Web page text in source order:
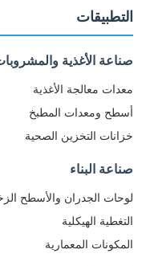
الأغذية والمشروبات
معالجة الأغذية
ومعدات المطبخ
التخزين الصحية
البناء
الجدران والأسطح الزخرفية
الهيكلية
المعمارية